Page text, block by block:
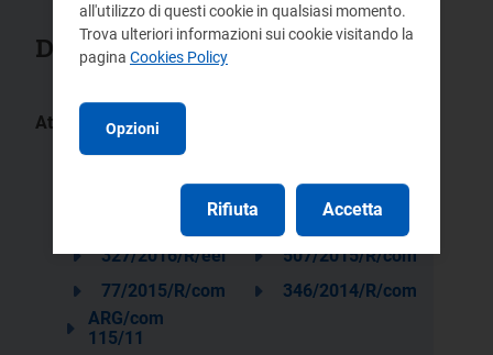
Documenti collegati
Atti:
475/2025/E/com
296/2023/R/eel
15/2018/R/com
307/2017/R/com
237/2017/R/com
327/2016/R/eel
507/2015/R/com
77/2015/R/com
346/2014/R/com
ARG/com
115/11
all'utilizzo di questi cookie in qualsiasi momento.
Trova ulteriori informazioni sui cookie visitando la
pagina Cookies Policy
Opzioni
Rifiuta Accetta